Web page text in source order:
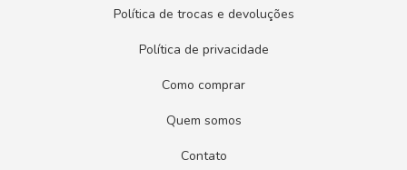
Política de trocas e devoluções
Política de privacidade
Como comprar
Quem somos
Contato